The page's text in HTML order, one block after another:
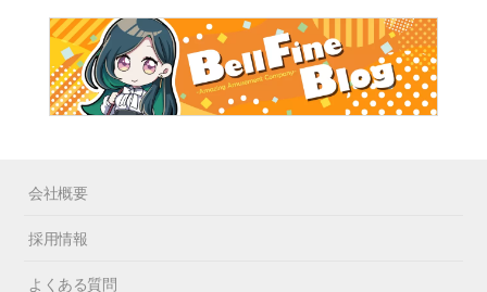
会社概要
採用情報
よくある質問